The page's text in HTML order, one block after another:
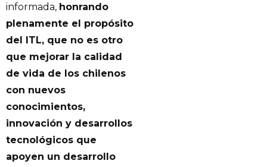
informada, honrando
plenamente el propósito
del ITL, que no es otro
que mejorar la calidad
de vida de los chilenos
con nuevos
conocimientos,
innovación y desarrollos
tecnológicos que
apoyen un desarrollo